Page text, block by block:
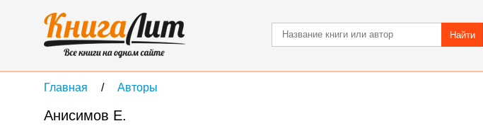
Найти
Главная Авторы
Анисимов Е.